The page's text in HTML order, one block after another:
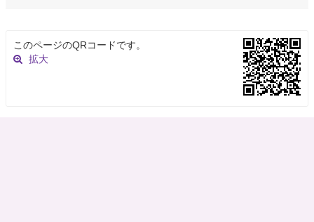
このページのQRコードです。
拡大